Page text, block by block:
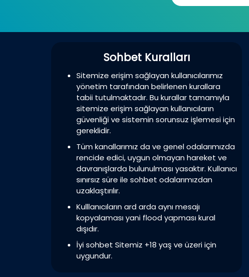
Sohbet Kuralları
Sitemize erişim sağlayan kullanıcılarımız
yönetim tarafından belirlenen kurallara
tabii tutulmaktadır. Bu kurallar tamamıyla
sitemize erişim sağlayan kullanıcıların
güvenliği ve sistemin sorunsuz işlemesi için
gereklidir.
Tüm kanallarımız da ve genel odalarımızda
rencide edici, uygun olmayan hareket ve
davranışlarda bulunulması yasaktır. Kullanıcı
sınırsız süre ile sohbet odalarımızdan
uzaklaştırılır.
Kulllanıcıların ard arda aynı mesajı
kopyalaması yani flood yapması kural
dışıdır.
İyi sohbet Sitemiz +18 yaş ve üzeri için
uygundur.